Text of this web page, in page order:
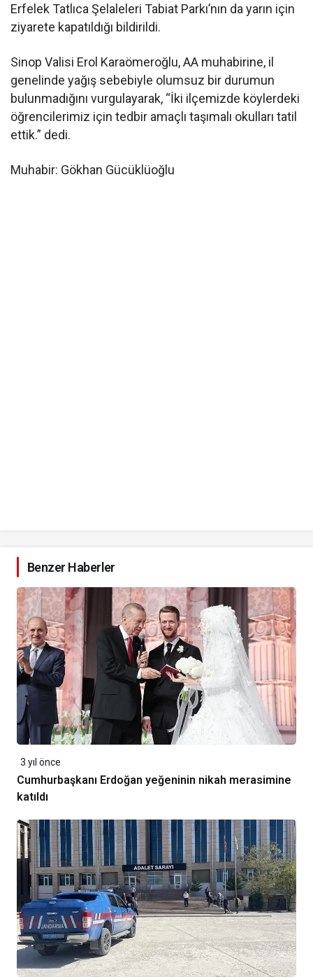
Erfelek Tatlıca Şelaleleri Tabiat Parkı’nın da yarın için
ziyarete kapatıldığı bildirildi.
Sinop Valisi Erol Karaömeroğlu, AA muhabirine, il
genelinde yağış sebebiyle olumsuz bir durumun
bulunmadığını vurgulayarak, “İki ilçemizde köylerdeki
öğrencilerimiz için tedbir amaçlı taşımalı okulları tatil
ettik.” dedi.
Muhabir: Gökhan Gücüklüoğlu
Benzer Haberler
3 yıl önce
Cumhurbaşkanı Erdoğan yeğeninin nikah merasimine
katıldı